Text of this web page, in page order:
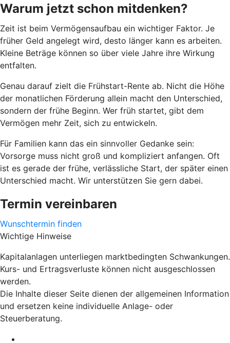
Warum jetzt schon mitdenken?
Zeit ist beim Vermögensaufbau ein wichtiger Faktor. Je
früher Geld angelegt wird, desto länger kann es arbeiten.
Kleine Beträge können so über viele Jahre ihre Wirkung
entfalten.
Genau darauf zielt die Frühstart-Rente ab. Nicht die Höhe
der monatlichen Förderung allein macht den Unterschied,
sondern der frühe Beginn. Wer früh startet, gibt dem
Vermögen mehr Zeit, sich zu entwickeln.
Für Familien kann das ein sinnvoller Gedanke sein:
Vorsorge muss nicht groß und kompliziert anfangen. Oft
ist es gerade der frühe, verlässliche Start, der später einen
Unterschied macht. Wir unterstützen Sie gern dabei.
Termin vereinbaren
Wunschtermin finden
Wichtige Hinweise
Kapitalanlagen unterliegen marktbedingten Schwankungen.
Kurs- und Ertragsverluste können nicht ausgeschlossen
werden.
Die Inhalte dieser Seite dienen der allgemeinen Information
und ersetzen keine individuelle Anlage- oder
Steuerberatung.